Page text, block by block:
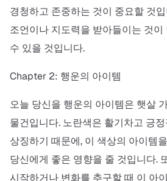
경청하고 존중하는 것이 중요할 것
조언이나 지도력을 받아들이는 것
수 있을 것입니다.
Chapter 2: 행운의 아이템
오늘 당신을 행운의 아이템은 햇살
물건입니다. 노란색은 활기차고 긍
상징하기 때문에, 이 색상의 아이템
당신에게 좋은 영향을 줄 것입니다.
시작하거나 변화를 추구할 때 이 아